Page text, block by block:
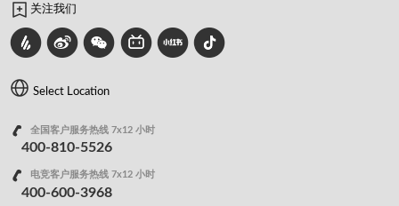
关注我们
Select Location
全国客户服务热线 7x12 小时
400-810-5526
电竞客户服务热线 7x12 小时
400-600-3968